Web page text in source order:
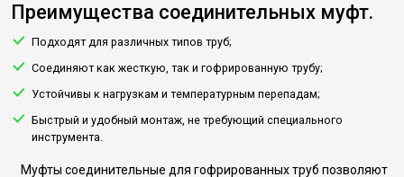
Преимущества соединительных муфт.
Подходят для различных типов труб;
Соединяют как жесткую, так и гофрированную трубу;
Устойчивы к нагрузкам и температурным перепадам;
Быстрый и удобный монтаж, не требующий специального
инструмента.
Муфты соединительные для гофрированных труб позволяют